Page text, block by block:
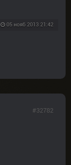
05 нояб 2013 21:42
#32782